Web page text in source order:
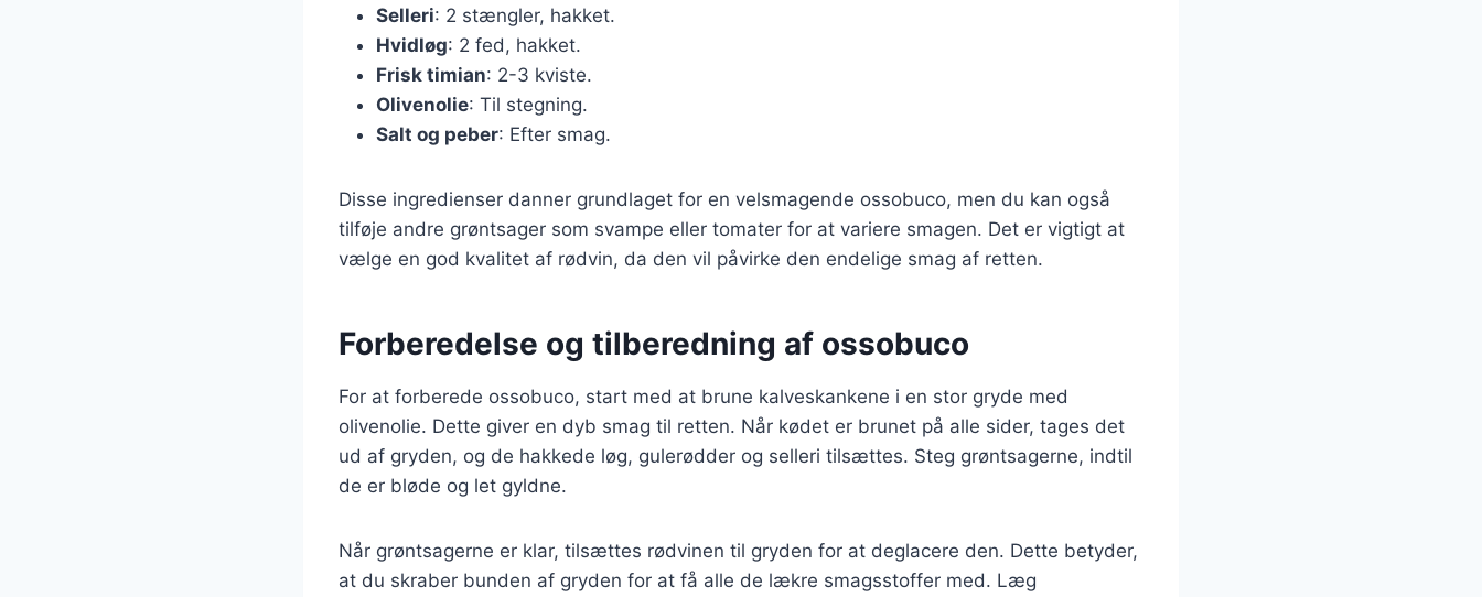
Selleri: 2 stængler, hakket.
Hvidløg: 2 fed, hakket.
Frisk timian: 2-3 kviste.
Olivenolie: Til stegning.
Salt og peber: Efter smag.
Disse ingredienser danner grundlaget for en velsmagende ossobuco, men du kan også
tilføje andre grøntsager som svampe eller tomater for at variere smagen. Det er vigtigt at
vælge en god kvalitet af rødvin, da den vil påvirke den endelige smag af retten.
Forberedelse og tilberedning af ossobuco
For at forberede ossobuco, start med at brune kalveskankene i en stor gryde med
olivenolie. Dette giver en dyb smag til retten. Når kødet er brunet på alle sider, tages det
ud af gryden, og de hakkede løg, gulerødder og selleri tilsættes. Steg grøntsagerne, indtil
de er bløde og let gyldne.
Når grøntsagerne er klar, tilsættes rødvinen til gryden for at deglacere den. Dette betyder,
at du skraber bunden af gryden for at få alle de lækre smagsstoffer med. Læg